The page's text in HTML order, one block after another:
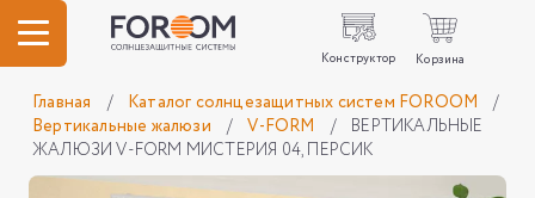
Конструктор Корзина
Главная / Каталог солнцезащитных систем FOROOM
/
Вертикальные жалюзи
/ V-FORM /
ВЕРТИКАЛЬНЫЕ
ЖАЛЮЗИ V-FORM МИСТЕРИЯ 04, ПЕРСИК